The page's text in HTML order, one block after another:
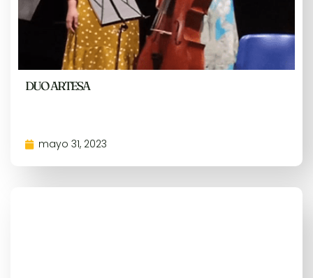
DUO ARTESA
mayo 31, 2023